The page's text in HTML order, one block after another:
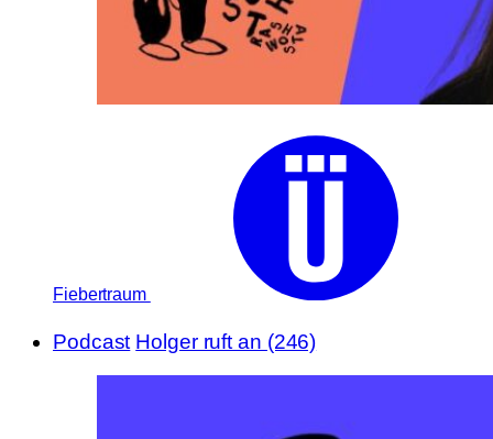
Fiebertraum
Podcast Holger ruft an (246)